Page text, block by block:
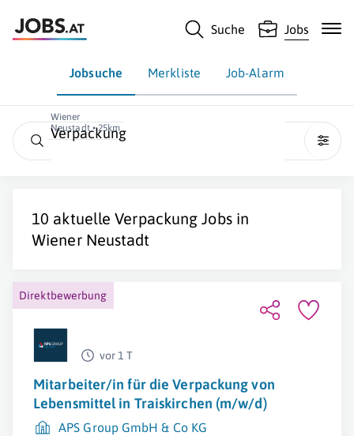
Suche Jobs
Jobsuche Merkliste Job-Alarm
Wiener
Neustadt • 25km
Verpackung
10 aktuelleVerpackung Jobs in
Wiener Neustadt
Direktbewerbung
vor 1 T
Mitarbeiter/in für die Verpackung von
Lebensmittel in Traiskirchen (m/w/d)
APS Group GmbH & Co KG